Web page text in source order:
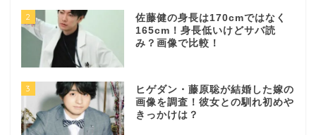
2
佐藤健の身長は170cmではなく
165cm！身長低いけどサバ読
み？画像で比較！
3
ヒゲダン・藤原聡が結婚した嫁の
画像を調査！彼女との馴れ初めや
きっかけは？